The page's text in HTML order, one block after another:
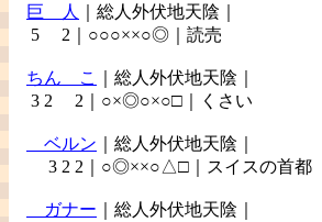
巨 人
｜総人外伏地天陰｜
5 2｜○○○××○◎｜読売
ちん こ
｜総人外伏地天陰｜
3 2 2｜○×◎○×○□｜くさい
ベルン ｜総人外伏地天陰｜
3 2 2｜○◎××○△□｜スイスの首都
ガナー ｜総人外伏地天陰｜